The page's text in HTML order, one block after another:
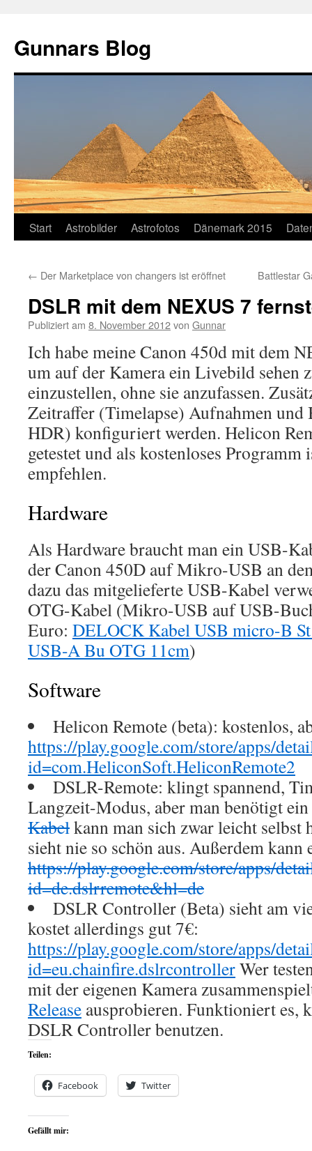
Gunnars Blog
Zum
springen
Start Astrobilder Astrofotos Dänemark 2015
← Der Marketplace von changers ist eröffnet Battlestar
DSLR mit dem NEXUS 7
Publiziert am 8. November 2012von Gunnar
Ich habe meine Canon 450d mit dem
um auf der Kamera ein Livebild sehen
einzustellen, ohne sie anzufassen.
Zeitraffer (Timelapse) Aufnahmen
HDR) konfiguriert werden. Helicon
getestet und als kostenloses Programm
empfehlen.
Hardware
Als Hardware braucht man ein USB-
der Canon 450D auf Mikro-USB an
dazu das mitgelieferte USB-Kabel
OTG-Kabel (Mikro-USB auf USB-
Euro: DELOCK Kabel USB micro-B
USB-A Bu OTG 11cm)
Software
Helicon Remote (beta): kostenlos,
https://play.google.com/store/apps/
id=com.HeliconSoft.HeliconRemote2
DSLR-Remote: klingt spannend,
Langzeit-Modus, aber man benötigt
Kabelkann man sich zwar leicht selbst
sieht nie so schön aus. Außerdem kann
https://play.google.com/store/apps/
id=de.dslrremote&hl=de
DSLR Controller (Beta) sieht am
kostet allerdings gut 7€:
https://play.google.com/store/apps/
id=eu.chainfire.dslrcontrollerWer
mit der eigenen Kamera
Release ausprobieren. Funktioniert es,
DSLR Controller benutzen.
Teilen:
Facebook Twitter
Gefällt mir: